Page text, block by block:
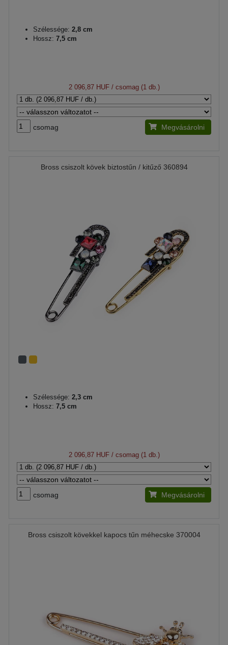
Szélessége: 2,8 cm
Hossz: 7,5 cm
2 096,87 HUF/ csomag (1 db.)
csomag Megvásárolni
Bross csiszolt kövek biztostűn / kitűző 360894
Szélessége: 2,3 cm
Hossz: 7,5 cm
2 096,87 HUF/ csomag (1 db.)
csomag Megvásárolni
Bross csiszolt kövekkel kapocs tűn méhecske 370004